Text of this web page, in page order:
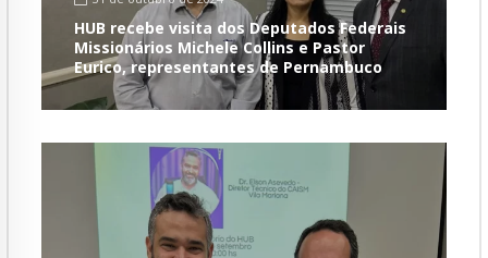
HUB recebe visita dos Deputados Federais
Missionários Michele Collins e Pastor
Eurico, representantes de Pernambuco